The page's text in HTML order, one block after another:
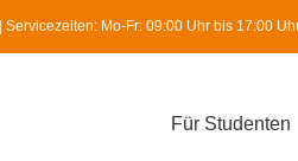
Mo-Fr: 09:00 Uhr bis 17:00
Für Studenten